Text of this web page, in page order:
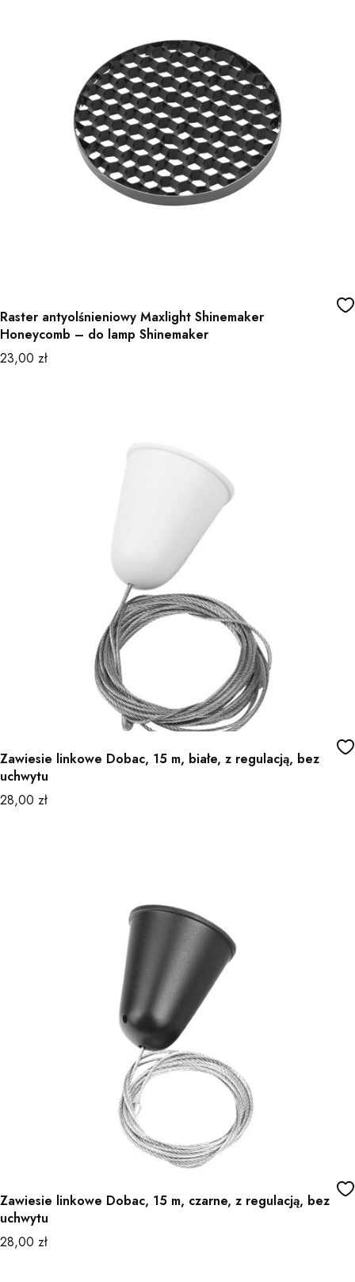
Raster antyolśnieniowy Maxlight Shinemaker
Honeycomb – do lamp Shinemaker
Cena
23,00 zł
Zawiesie linkowe Dobac, 15 m, białe, z regulacją, bez
uchwytu
Cena
28,00 zł
Zawiesie linkowe Dobac, 15 m, czarne, z regulacją, bez
uchwytu
Cena
28,00 zł